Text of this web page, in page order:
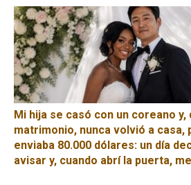
Mi hija se casó con un coreano y,
matrimonio, nunca volvió a casa,
enviaba 80.000 dólares: un día
avisar y, cuando abrí la puerta,